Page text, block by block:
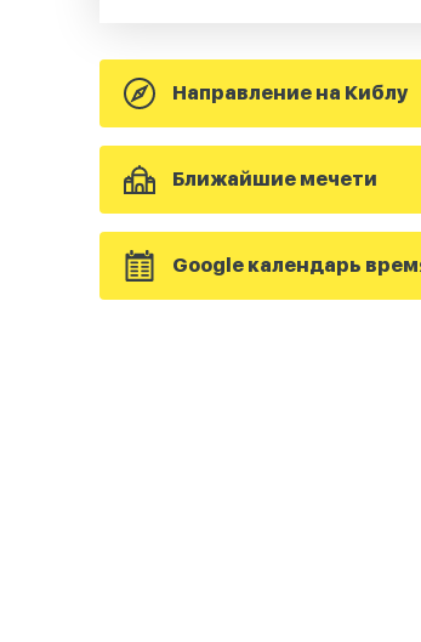
Направление на Киблу
Ближайшие мечети
Google календарь